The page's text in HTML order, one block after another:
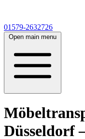
01579-2632726
Open main menu
Düsseldorf